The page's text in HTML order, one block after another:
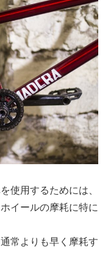
使用するためには、
イールの摩耗に特に
常よりも早く摩耗す